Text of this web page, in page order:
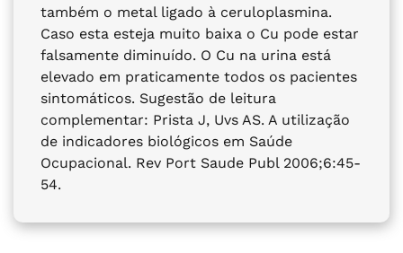
também o metal ligado à ceruloplasmina.
Caso esta esteja muito baixa o Cu pode estar
falsamente diminuído. O Cu na urina está
elevado em praticamente todos os pacientes
sintomáticos. Sugestão de leitura
complementar: Prista J, Uvs AS. A utilização
de indicadores biológicos em Saúde
Ocupacional. Rev Port Saude Publ 2006;6:45-
54.